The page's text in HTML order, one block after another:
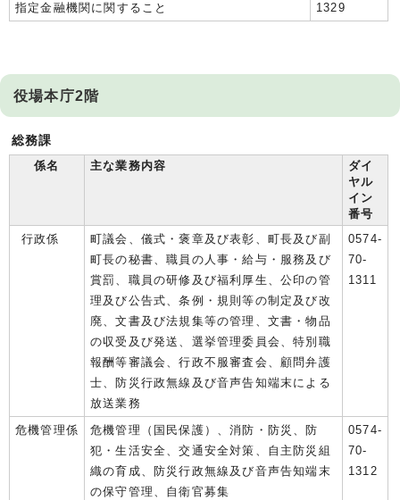
指定金融機関に関すること
1329
役場本庁2階
総務課
係名
主な業務内容
ダイ
ヤル
イン
番号
行政係
町議会、儀式・褒章及び表彰、町長及び副
町長の秘書、職員の人事・給与・服務及び
賞罰、職員の研修及び福利厚生、公印の管
理及び公告式、条例・規則等の制定及び改
廃、文書及び法規集等の管理、文書・物品
の収受及び発送、選挙管理委員会、特別職
報酬等審議会、行政不服審査会、顧問弁護
士、防災行政無線及び音声告知端末による
放送業務
0574-
70-
1311
危機管理係
危機管理（国民保護）、消防・防災、防
犯・生活安全、交通安全対策、自主防災組
織の育成、防災行政無線及び音声告知端末
の保守管理、自衛官募集
0574-
70-
1312